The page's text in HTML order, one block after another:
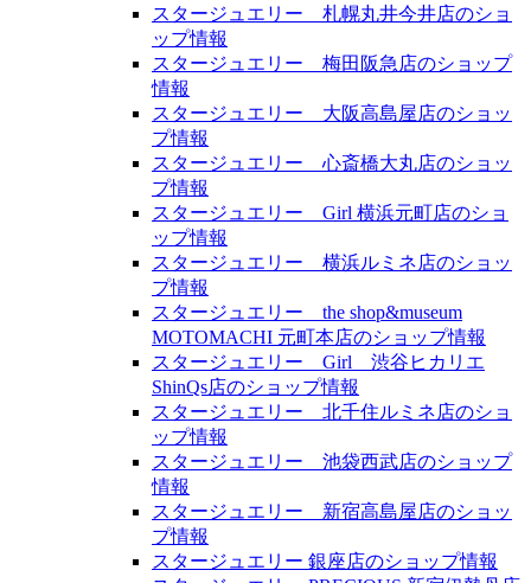
スタージュエリー 札幌丸井今井店のショ
ップ情報
スタージュエリー 梅田阪急店のショップ
情報
スタージュエリー 大阪高島屋店のショッ
プ情報
スタージュエリー 心斎橋大丸店のショッ
プ情報
スタージュエリー Girl 横浜元町店のショ
ップ情報
スタージュエリー 横浜ルミネ店のショッ
プ情報
スタージュエリー the shop&museum
MOTOMACHI 元町本店のショップ情報
スタージュエリー Girl 渋谷ヒカリエ
ShinQs店のショップ情報
スタージュエリー 北千住ルミネ店のショ
ップ情報
スタージュエリー 池袋西武店のショップ
情報
スタージュエリー 新宿高島屋店のショッ
プ情報
スタージュエリー 銀座店のショップ情報